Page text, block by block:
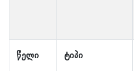
წელი ტიპი